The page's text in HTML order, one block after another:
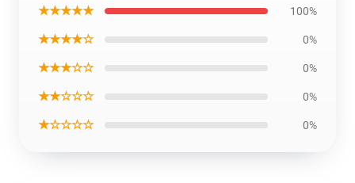
★★★★★ 100%
★★★★☆ 0%
★★★☆☆ 0%
★★☆☆☆ 0%
★☆☆☆☆ 0%